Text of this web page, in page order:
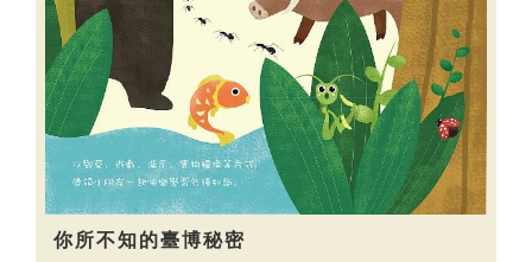
你所不知的臺博秘密